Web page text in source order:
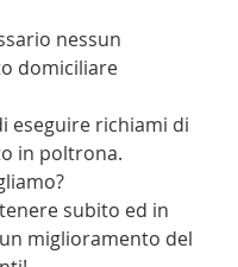
nessun
domiciliare
eseguire richiami di
in poltrona.
subito ed in
miglioramento del